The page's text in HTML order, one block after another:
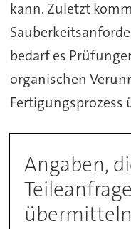
kann. Zuletzt
bedarf es
organischen
Fertigungsprozess
Angaben,